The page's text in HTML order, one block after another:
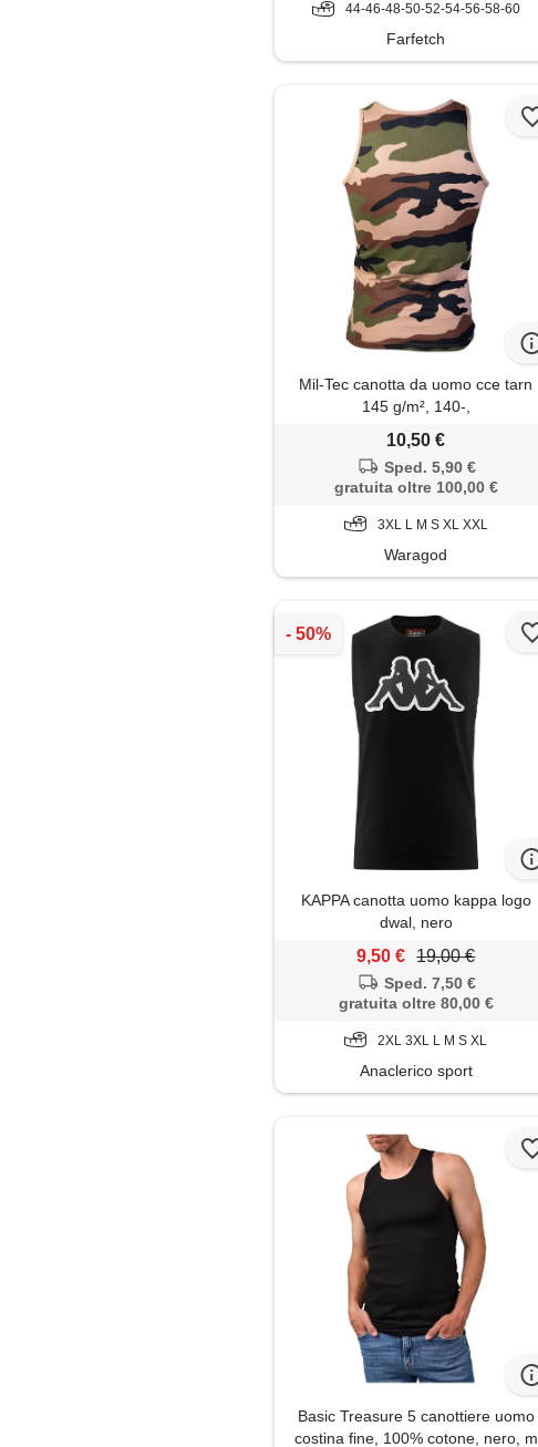
44-46-48-50-52-54-56-58-60
Farfetch
Mil-Tec canotta da uomo cce tarn
145 g/m², 140-,
10,50 €
Sped. 5,90 €
gratuita oltre 100,00 €
3XL L M S XL XXL
Waragod
KAPPA canotta uomo kappa logo
dwal, nero
9,50 € 19,00 €
Sped. 7,50 €
gratuita oltre 80,00 €
2XL 3XL L M S XL
Anaclerico sport
Basic Treasure 5 canottiere uomo
costina fine, 100% cotone, nero, m